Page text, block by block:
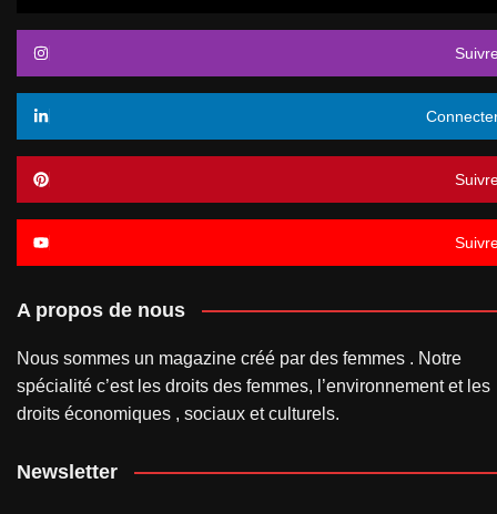
A propos de nous
Nous sommes un magazine créé par des femmes . Notre
spécialité c’est les droits des femmes, l’environnement et les
droits économiques , sociaux et culturels.
Newsletter